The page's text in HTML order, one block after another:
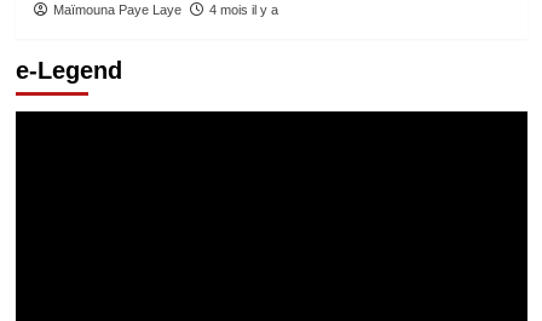
Maïmouna Paye Laye 4 mois il y a
e-Legend